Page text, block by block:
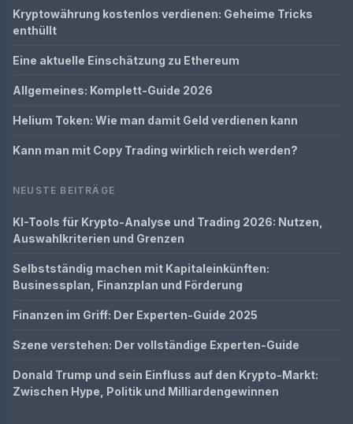
Kryptowährung kostenlos verdienen: Geheime Tricks
enthüllt
Eine aktuelle Einschätzung zu Ethereum
Allgemeines: Komplett-Guide 2026
Helium Token: Wie man damit Geld verdienen kann
Kann man mit Copy Trading wirklich reich werden?
NEUSTE BEITRÄGE
KI-Tools für Krypto-Analyse und Trading 2026: Nutzen,
Auswahlkriterien und Grenzen
Selbstständig machen mit Kapitaleinkünften:
Businessplan, Finanzplan und Förderung
Finanzen im Griff: Der Experten-Guide 2025
Szene verstehen: Der vollständige Experten-Guide
Donald Trump und sein Einfluss auf den Krypto-Markt:
Zwischen Hype, Politik und Milliardengewinnen